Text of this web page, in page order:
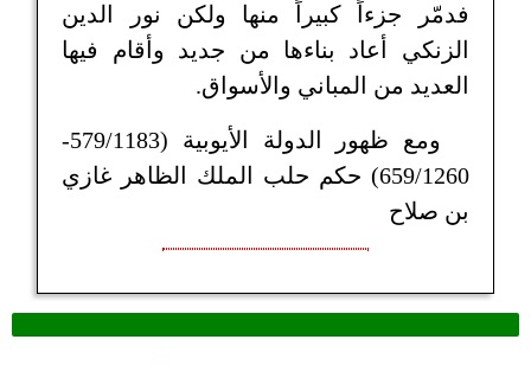
فدمّر جزءاً كبيراً منها ولكن نور الدين
الزنكي أعاد بناءها من جديد وأقام فيها
العديد من المباني والأسواق.
ومع ظهور الدولة الأيوبية (579/1183-
659/1260) حكم حلب الملك الظاهر غازي
بن صلاح